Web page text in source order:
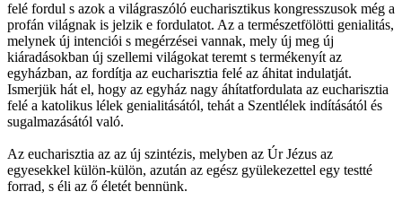
felé fordul s azok a világraszóló eucharisztikus kongresszusok még a
profán világnak is jelzik e fordulatot. Az a természetfölötti genialitás,
melynek új intenciói s megérzései vannak, mely új meg új
kiáradásokban új szellemi világokat teremt s termékenyít az
egyházban, az fordítja az eucharisztia felé az áhitat indulatját.
Ismerjük hát el, hogy az egyház nagy áhítatfordulata az eucharisztia
felé a katolikus lélek genialitásától, tehát a Szentlélek indításától és
sugalmazásától való.
Az eucharisztia az az új szintézis, melyben az Úr Jézus az
egyesekkel külön-külön, azután az egész gyülekezettel egy testté
forrad, s éli az ő életét bennünk.